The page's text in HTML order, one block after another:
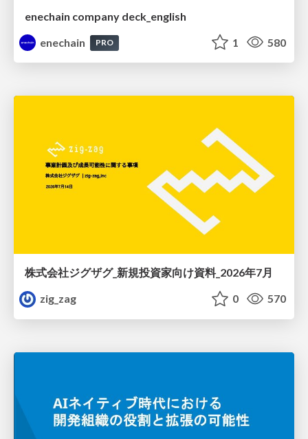
enechain company deck_english
enechain
PRO 1 580
株式会社ジグザグ_新規投資家向け資料_2026年7月
zig_zag
0 570